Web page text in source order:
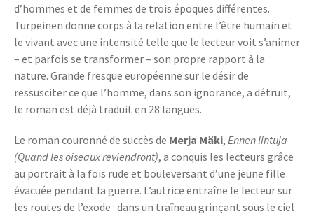
d’hommes et de femmes de trois époques différentes.
Turpeinen donne corps à la relation entre l’être humain et
le vivant avec une intensité telle que le lecteur voit s’animer
– et parfois se transformer – son propre rapport à la
nature. Grande fresque européenne sur le désir de
ressusciter ce que l’homme, dans son ignorance, a détruit,
le roman est déjà traduit en 28 langues.
Le roman couronné de succès de Merja Mäki, Ennen lintuja
(Quand les oiseaux reviendront), a conquis les lecteurs grâce
au portrait à la fois rude et bouleversant d’une jeune fille
évacuée pendant la guerre. L’autrice entraîne le lecteur sur
les routes de l’exode : dans un traîneau grinçant sous le ciel